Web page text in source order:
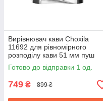
Вирівнювач кави Choxila
11692 для рівномірного
розподілу кави 51 мм пуш
темпер
Готово до відправки 1 од.
749 ₴ 899 ₴